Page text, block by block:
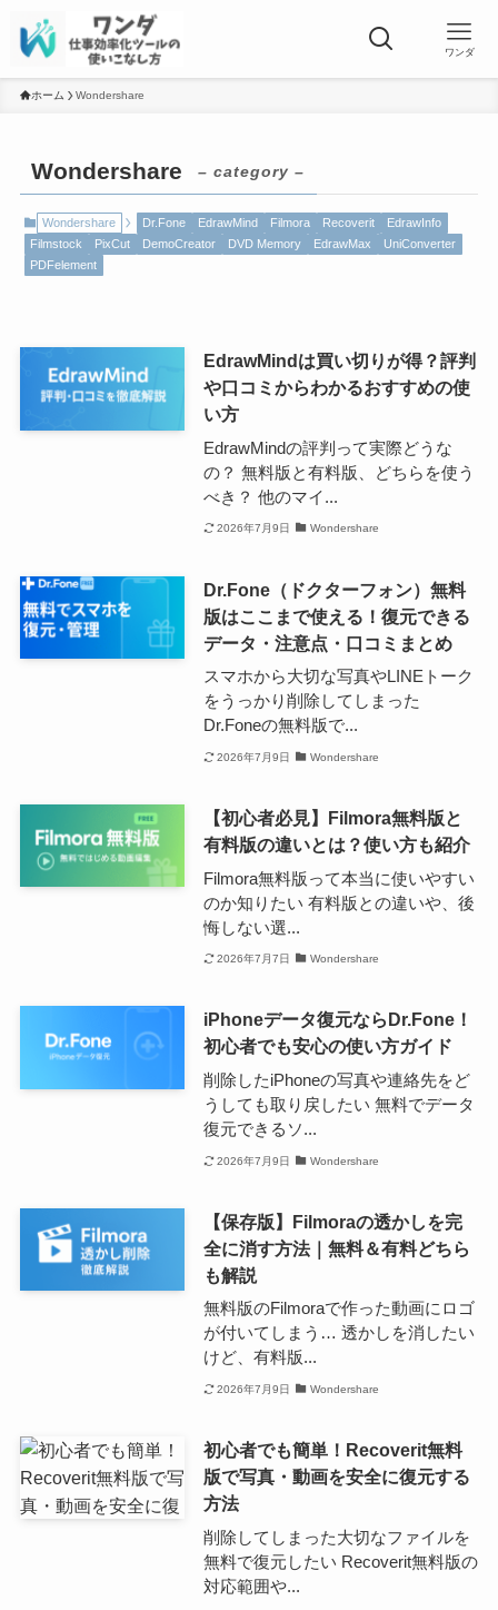
ワンダ
ホーム Wondershare
Wondershare – category –
Wondershare Dr.Fone EdrawMind Filmora Recoverit
EdrawInfo
Filmstock
PixCut DemoCreator DVD Memory EdrawMax
UniConverter
PDFelement
EdrawMindは買い切りが得？評判
や口コミからわかるおすすめの使
い方
EdrawMindの評判って実際どうな
の？ 無料版と有料版、どちらを使う
べき？ 他のマイ...
2026年7月9日 Wondershare
Dr.Fone（ドクターフォン）無料
版はここまで使える！復元できる
データ・注意点・口コミまとめ
スマホから大切な写真やLINEトーク
をうっかり削除してしまった
Dr.Foneの無料版で...
2026年7月9日 Wondershare
【初心者必見】Filmora無料版と
有料版の違いとは？使い方も紹介
Filmora無料版って本当に使いやすい
のか知りたい 有料版との違いや、後
悔しない選...
2026年7月7日 Wondershare
iPhoneデータ復元ならDr.Fone！
初心者でも安心の使い方ガイド
削除したiPhoneの写真や連絡先をど
うしても取り戻したい 無料でデータ
復元できるソ...
2026年7月9日 Wondershare
【保存版】Filmoraの透かしを完
全に消す方法｜無料＆有料どちら
も解説
無料版のFilmoraで作った動画にロゴ
が付いてしまう… 透かしを消したい
けど、有料版...
2026年7月9日 Wondershare
初心者でも簡単！Recoverit無料
版で写真・動画を安全に復元する
方法
削除してしまった大切なファイルを
無料で復元したい Recoverit無料版の
対応範囲や...